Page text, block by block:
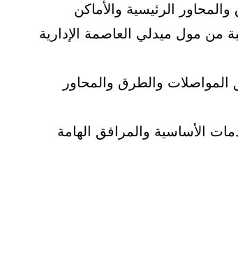
الرئيسية والأماكن
من مول ميدلي العاصمة الإدارية
والطرق والمحاور
الأساسية والمرافق الهامة